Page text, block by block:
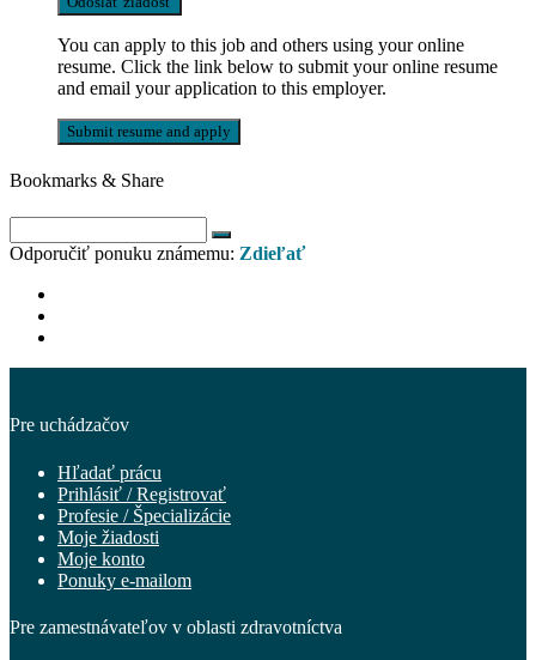
You can apply to this job and others using your online
resume. Click the link below to submit your online resume
and email your application to this employer.
Bookmarks & Share
Odporučiť ponuku známemu: Zdieľať
Pre uchádzačov
Hľadať prácu
Prihlásiť / Registrovať
Profesie / Špecializácie
Moje žiadosti
Moje konto
Ponuky e-mailom
Pre zamestnávateľov v oblasti zdravotníctva